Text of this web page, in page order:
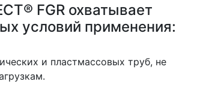
FGR охватывает
условий применения:
и пластмассовых труб, не